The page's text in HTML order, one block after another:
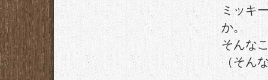
ミッキ
か。
そんな
（そん